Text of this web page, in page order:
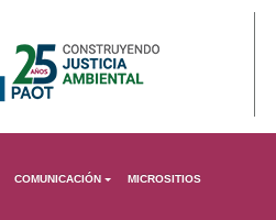
COMUNICACIÓN MICROSITIOS